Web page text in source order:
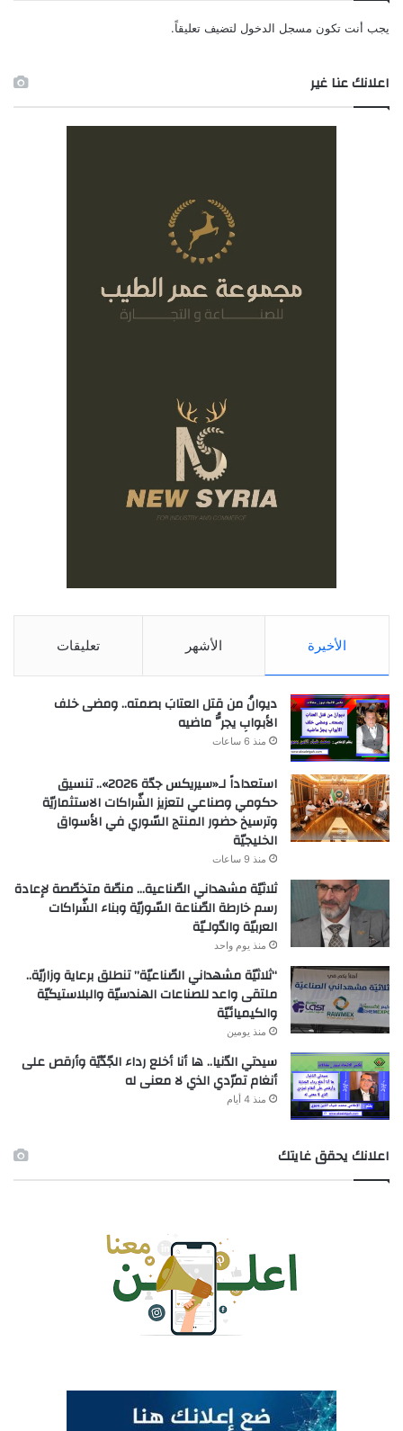
يجب أنت تكون مسجل الدخول لتضيف تعليقاً.
اعلانك عنا غير
الأخيرة الأشهر تعليقات
ديوانُ من قتل العتابَ بصمته.. ومضى خلف
الأبوابِ يجرُّ ماضيه
منذ 6 ساعات
استعداداً لـ«سيريكس جدّة 2026».. تنسيق
حكومي وصناعي لتعزيز الشّراكات الاستثماريّة
وترسيخ حضور المنتج السّوري في الأسواق
الخليجيّة
منذ 9 ساعات
ثلاثيّة مشهداني الصّناعية… منصّة متخصّصة لإعادة
رسم خارطة الصّناعة السّوريّة وبناء الشّراكات
العربيّة والدّولـيّة
منذ يوم واحد
“ثلاثيّة مشهداني الصّناعيّة” تنطلق برعاية وزاريّة..
ملتقى واعد للصناعات الهندسيّة والبلاستيكيّة
والكيميائيّة
منذ يومين
سيدتي الدّنيا.. ها أنا أخلع رداء الجّدّيّة وأرقص على
أنغام تمرّدي الذي لا معنى له
منذ 4 أيام
اعلانك يحقق غايتك